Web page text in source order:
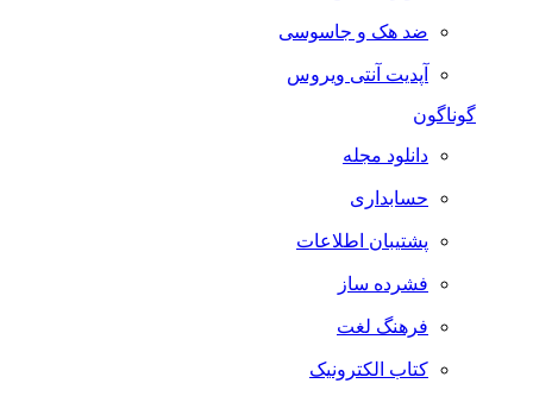
ضد هک و جاسوسی
آپدیت آنتی ویروس
گوناگون
دانلود مجله
حسابداری
پشتیبان اطلاعات
فشرده ساز
فرهنگ لغت
کتاب الکترونیک